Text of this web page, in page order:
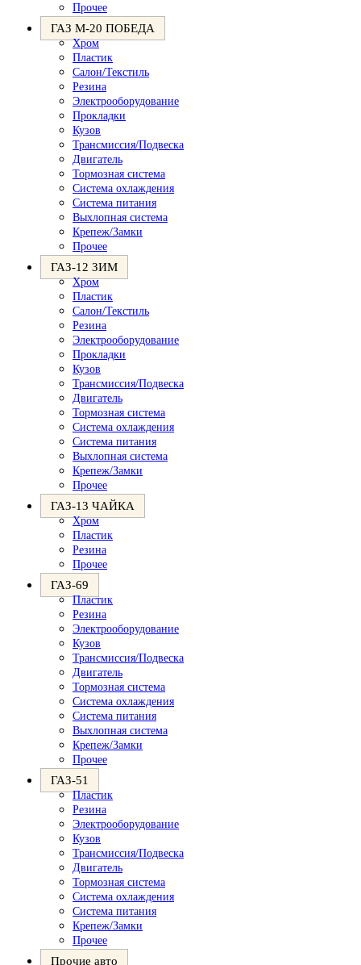
Прочее
ГАЗ М-20 ПОБЕДА
Хром
Пластик
Салон/Текстиль
Резина
Электрооборудование
Прокладки
Кузов
Трансмиссия/Подвеска
Двигатель
Тормозная система
Система охлаждения
Система питания
Выхлопная система
Крепеж/Замки
Прочее
ГАЗ-12 ЗИМ
Хром
Пластик
Салон/Текстиль
Резина
Электрооборудование
Прокладки
Кузов
Трансмиссия/Подвеска
Двигатель
Тормозная система
Система охлаждения
Система питания
Выхлопная система
Крепеж/Замки
Прочее
ГАЗ-13 ЧАЙКА
Хром
Пластик
Резина
Прочее
ГАЗ-69
Пластик
Резина
Электрооборудование
Кузов
Трансмиссия/Подвеска
Двигатель
Тормозная система
Система охлаждения
Система питания
Выхлопная система
Крепеж/Замки
Прочее
ГАЗ-51
Пластик
Резина
Электрооборудование
Кузов
Трансмиссия/Подвеска
Двигатель
Тормозная система
Система охлаждения
Система питания
Крепеж/Замки
Прочее
Прочие авто